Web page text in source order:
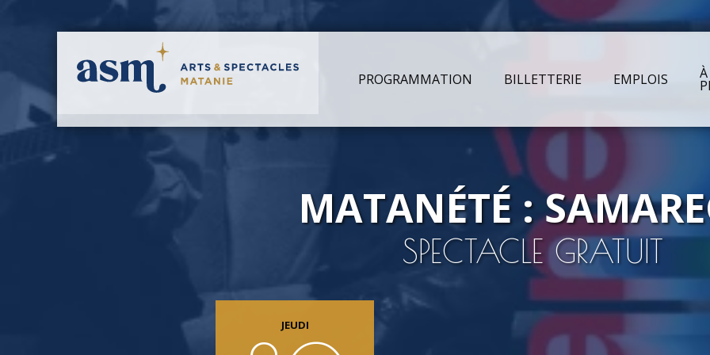
PROGRAMMATION BILLETTERIE EMPLOIS À
MATANÉTÉ :
SPECTACLE GRATUIT
JEUDI